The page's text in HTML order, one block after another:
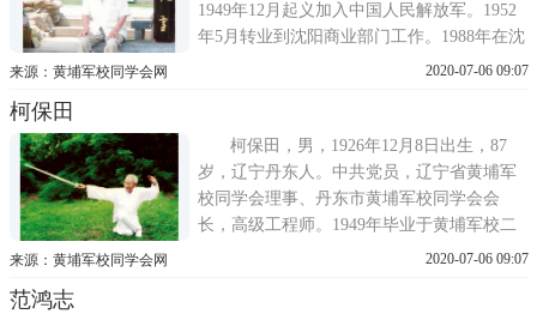
1949年12月起义加入中国人民解放军。1952
年5月转业到沈阳商业部门工作。1988年在沈
阳五金公司铁西分公司退休，曾多次被评为
太极拳，喜爱读书看报，关心时事政治，积
极参加黄埔军校同学会组织
来源：黄埔军校同学会网 2020-07-06 09:07
柯保田
柯保田，男，1926年12月8日出生，87
岁，辽宁丹东人。中共党员，辽宁省黄埔军
校同学会理事、丹东市黄埔军校同学会会
长，高级工程师。1949年毕业于黄埔军校二
十三期一总队步科，后随军校起义，编入解
来源：黄埔军校同学会网 2020-07-06 09:07
范鸿志